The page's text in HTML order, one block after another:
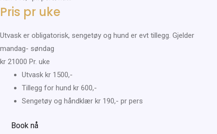
Pris pr uke
Utvask er obligatorisk, sengetøy og hund er evt tillegg. Gjelder
mandag- søndag
kr 21000 Pr. uke
Utvask kr 1500,-
Tillegg for hund kr 600,-​
Sengetøy og håndklær kr 190,- pr pers
Book nå